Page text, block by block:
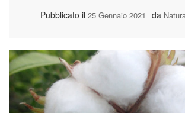
Pubblicato il 25 Gennaio 2021 da